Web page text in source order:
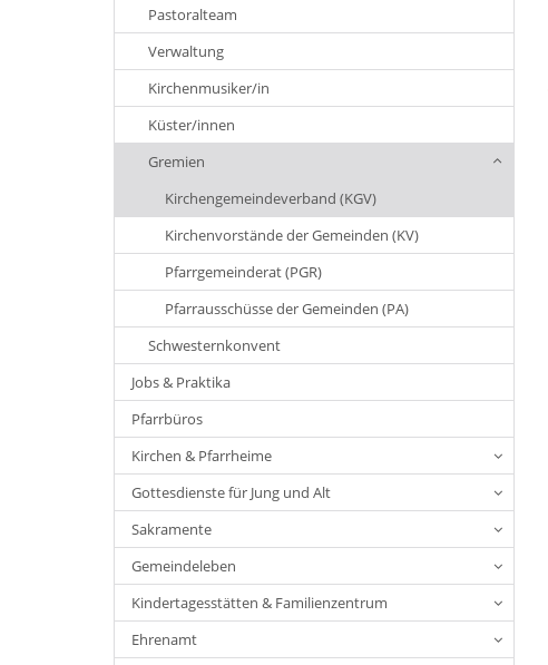
Pastoralteam
Verwaltung
Kirchenmusiker/in
Küster/innen
Gremien
Kirchengemeindeverband (KGV)
Kirchenvorstände der Gemeinden (KV)
Pfarrgemeinderat (PGR)
Pfarrausschüsse der Gemeinden (PA)
Schwesternkonvent
Jobs & Praktika
Pfarrbüros
Kirchen & Pfarrheime
Gottesdienste für Jung und Alt
Sakramente
Gemeindeleben
Kindertagesstätten & Familienzentrum
Ehrenamt